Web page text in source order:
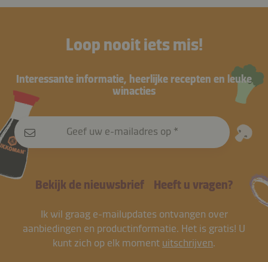
Loop nooit iets mis!
Interessante informatie, heerlijke recepten en leuke
winacties
Geef uw e-mailadres op
Bekijk de nieuwsbrief Heeft u vragen?
Ik wil graag e-mailupdates ontvangen over
aanbiedingen en productinformatie. Het is gratis! U
kunt zich op elk moment uitschrijven.